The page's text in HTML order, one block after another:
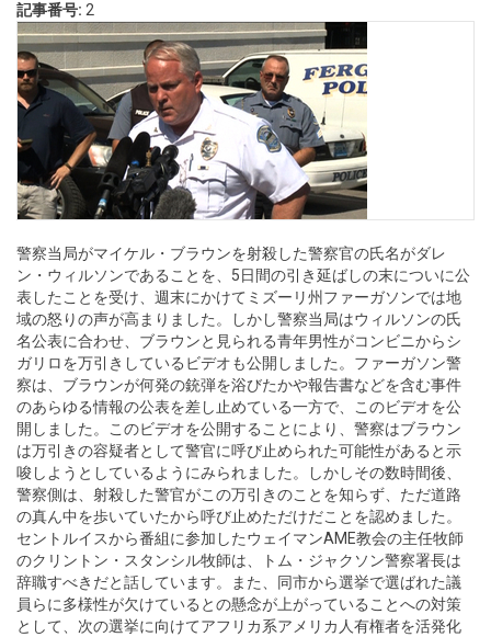
記事番号: 2
警察当局がマイケル・ブラウンを射殺した警察官の氏名がダレ
ン・ウィルソンであることを、5日間の引き延ばしの末についに公
表したことを受け、週末にかけてミズーリ州ファーガソンでは地
域の怒りの声が高まりました。しかし警察当局はウィルソンの氏
名公表に合わせ、ブラウンと見られる青年男性がコンビニからシ
ガリロを万引きしているビデオも公開しました。ファーガソン警
察は、ブラウンが何発の銃弾を浴びたかや報告書などを含む事件
のあらゆる情報の公表を差し止めている一方で、このビデオを公
開しました。このビデオを公開することにより、警察はブラウン
は万引きの容疑者として警官に呼び止められた可能性があると示
唆しようとしているようにみられました。しかしその数時間後、
警察側は、射殺した警官がこの万引きのことを知らず、ただ道路
の真ん中を歩いていたから呼び止めただけだことを認めました。
セントルイスから番組に参加したウェイマンAME教会の主任牧師
のクリントン・スタンシル牧師は、トム・ジャクソン警察署長は
辞職すべきだと話しています。また、同市から選挙で選ばれた議
員らに多様性が欠けているとの懸念が上がっていることへの対策
として、次の選挙に向けてアフリカ系アメリカ人有権者を活発化